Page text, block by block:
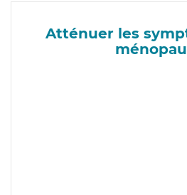
Atténuer les